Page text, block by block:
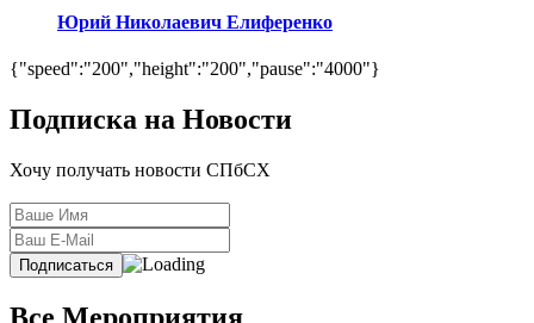
Юрий Николаевич Елиференко
{"speed":"200","height":"200","pause":"4000"}
Подписка на Новости
Хочу получать новости СПбСХ